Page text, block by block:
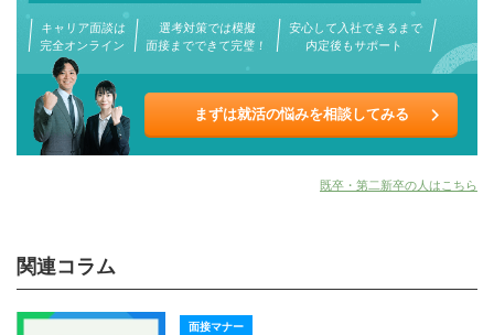
キャリア面談は
完全オンライン
選考対策では模擬
面接までできて完璧！
安心して入社できるまで
内定後もサポート
まずは就活の悩みを相談してみる
既卒・第二新卒の人はこちら
関連コラム
面接マナー